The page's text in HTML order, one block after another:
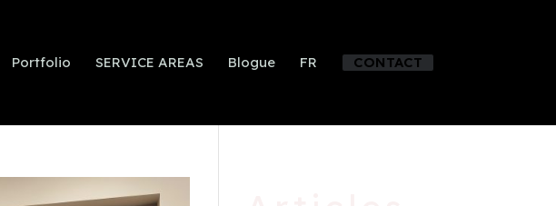
Portfolio SERVICE AREAS Blogue FR CONTACT